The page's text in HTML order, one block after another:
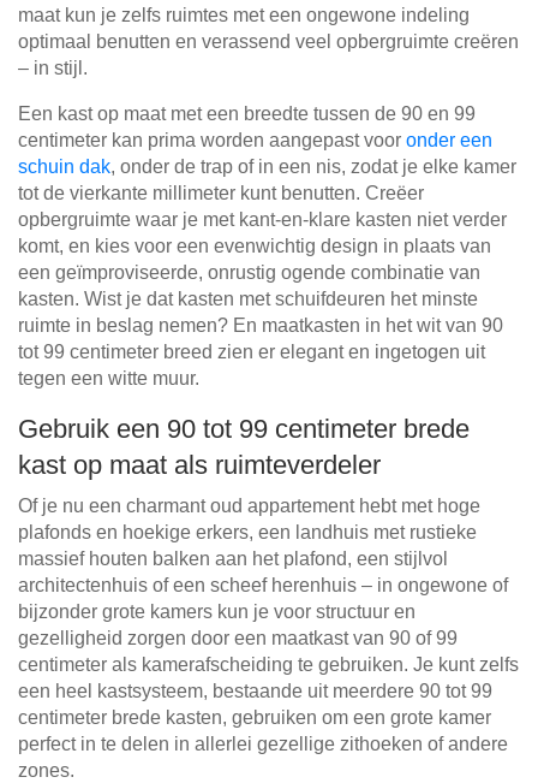
maat kun je zelfs ruimtes met een ongewone indeling
optimaal benutten en verassend veel opbergruimte creëren
– in stijl.
Een kast op maat met een breedte tussen de 90 en 99
centimeter kan prima worden aangepast voor onder een
schuin dak, onder de trap of in een nis, zodat je elke kamer
tot de vierkante millimeter kunt benutten. Creëer
opbergruimte waar je met kant-en-klare kasten niet verder
komt, en kies voor een evenwichtig design in plaats van
een geïmproviseerde, onrustig ogende combinatie van
kasten. Wist je dat kasten met schuifdeuren het minste
ruimte in beslag nemen? En maatkasten in het wit van 90
tot 99 centimeter breed zien er elegant en ingetogen uit
tegen een witte muur.
Gebruik een 90 tot 99 centimeter brede
kast op maat als ruimteverdeler
Of je nu een charmant oud appartement hebt met hoge
plafonds en hoekige erkers, een landhuis met rustieke
massief houten balken aan het plafond, een stijlvol
architectenhuis of een scheef herenhuis – in ongewone of
bijzonder grote kamers kun je voor structuur en
gezelligheid zorgen door een maatkast van 90 of 99
centimeter als kamerafscheiding te gebruiken. Je kunt zelfs
een heel kastsysteem, bestaande uit meerdere 90 tot 99
centimeter brede kasten, gebruiken om een grote kamer
perfect in te delen in allerlei gezellige zithoeken of andere
zones.